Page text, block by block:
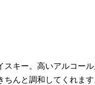
スキー。高いアルコー
ちんと調和してくれま